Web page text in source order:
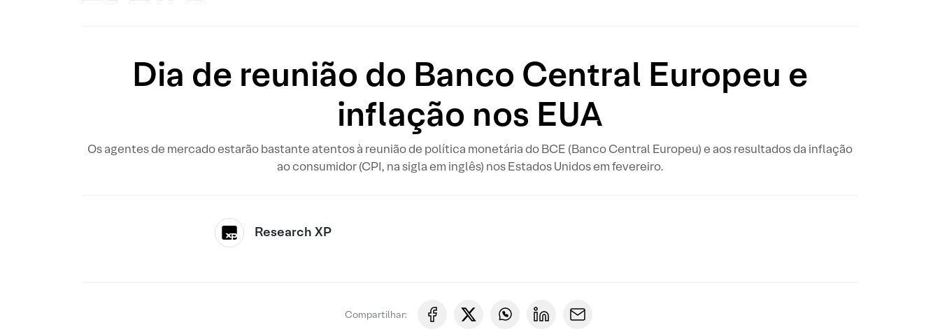
Dia de reunião do Banco Central Europeu e
inflação nos EUA
Os agentes de mercado estarão bastante atentos à reunião de política monetária do BCE (Banco Central Europeu) e aos resultados da inflação
ao consumidor (CPI, na sigla em inglês) nos Estados Unidos em fevereiro.
Research XP
Compartilhar: